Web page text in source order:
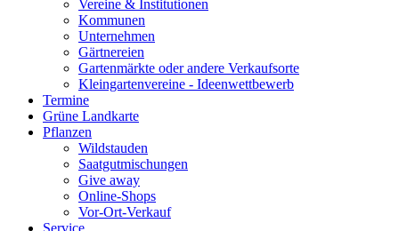
Vereine & Institutionen
Kommunen
Unternehmen
Gärtnereien
Gartenmärkte oder andere Verkaufsorte
Kleingartenvereine - Ideenwettbewerb
Termine
Grüne Landkarte
Pflanzen
Wildstauden
Saatgutmischungen
Give away
Online-Shops
Vor-Ort-Verkauf
Service